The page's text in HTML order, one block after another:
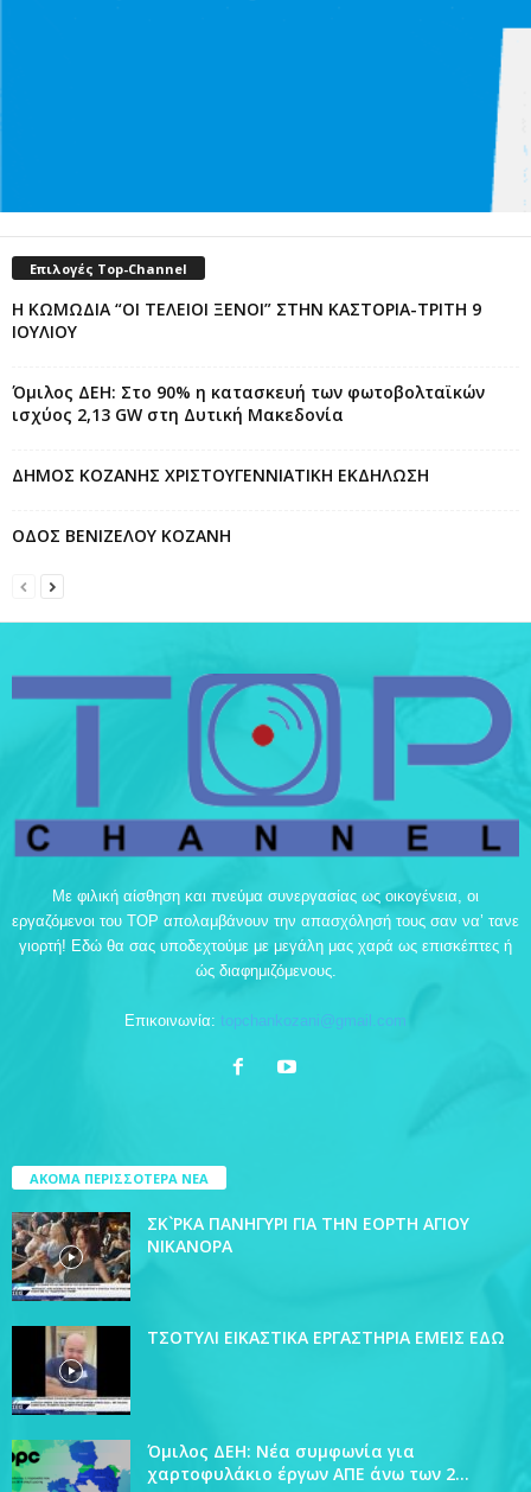
Επιλογές Top-Channel
Η ΚΩΜΩΔΙΑ “ΟΙ ΤΕΛΕΙΟΙ ΞΕΝΟΙ” ΣΤΗΝ ΚΑΣΤΟΡΙΑ-ΤΡΙΤΗ 9
ΙΟΥΛΙΟΥ
Όμιλος ΔΕΗ: Στο 90% η κατασκευή των φωτοβολταϊκών
ισχύος 2,13 GW στη Δυτική Μακεδονία
ΔΗΜΟΣ ΚΟΖΑΝΗΣ ΧΡΙΣΤΟΥΓΕΝΝΙΑΤΙΚΗ ΕΚΔΗΛΩΣΗ
ΟΔΟΣ ΒΕΝΙΖΕΛΟΥ ΚΟΖΑΝΗ
Με φιλική αίσθηση και πνεύμα συνεργασίας ως οικογένεια, οι
εργαζόμενοι του TOP απολαμβάνουν την απασχόλησή τους σαν να’ τανε
γιορτή! Εδώ θα σας υποδεχτούμε με μεγάλη μας χαρά ως επισκέπτες ή
ώς διαφημιζόμενους.
Επικοινωνία: topchankozani@gmail.com
ΑΚΟΜΑ ΠΕΡΙΣΣΟΤΕΡΑ ΝΕΑ
ΣΚ`ΡΚΑ ΠΑΝΗΓΥΡΙ ΓΙΑ ΤΗΝ ΕΟΡΤΗ ΑΓΙΟΥ
ΝΙΚΑΝΟΡΑ
ΤΣΟΤΥΛΙ ΕΙΚΑΣΤΙΚΑ ΕΡΓΑΣΤΗΡΙΑ ΕΜΕΙΣ ΕΔΩ
Όμιλος ΔΕΗ: Νέα συμφωνία για
χαρτοφυλάκιο έργων ΑΠΕ άνω των 2...